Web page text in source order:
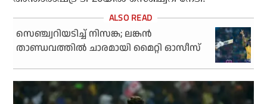
സെഞ്ച്വറിയടിച്ച് നിസങ്ക; ലങ്കന്‍
താണ്ഡവത്തില്‍ ചാരമായി മൈറ്റി ഓസീസ്